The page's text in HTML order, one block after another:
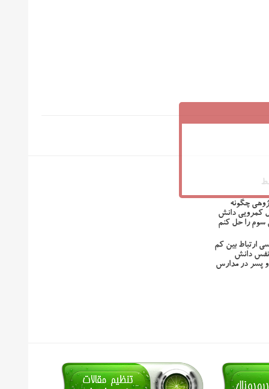
چگونه
کمرویی دانش
سوم را حل کنم
ارتباط بین کم
دانش
و پسر در مدارس